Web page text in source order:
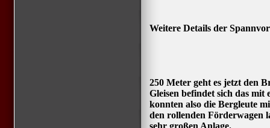
Weitere Details der
250 Meter geht es jetzt den
Gleisen befindet sich das
konnten also die Bergleute
den rollenden Förderwagen
sehr großen Anlage.